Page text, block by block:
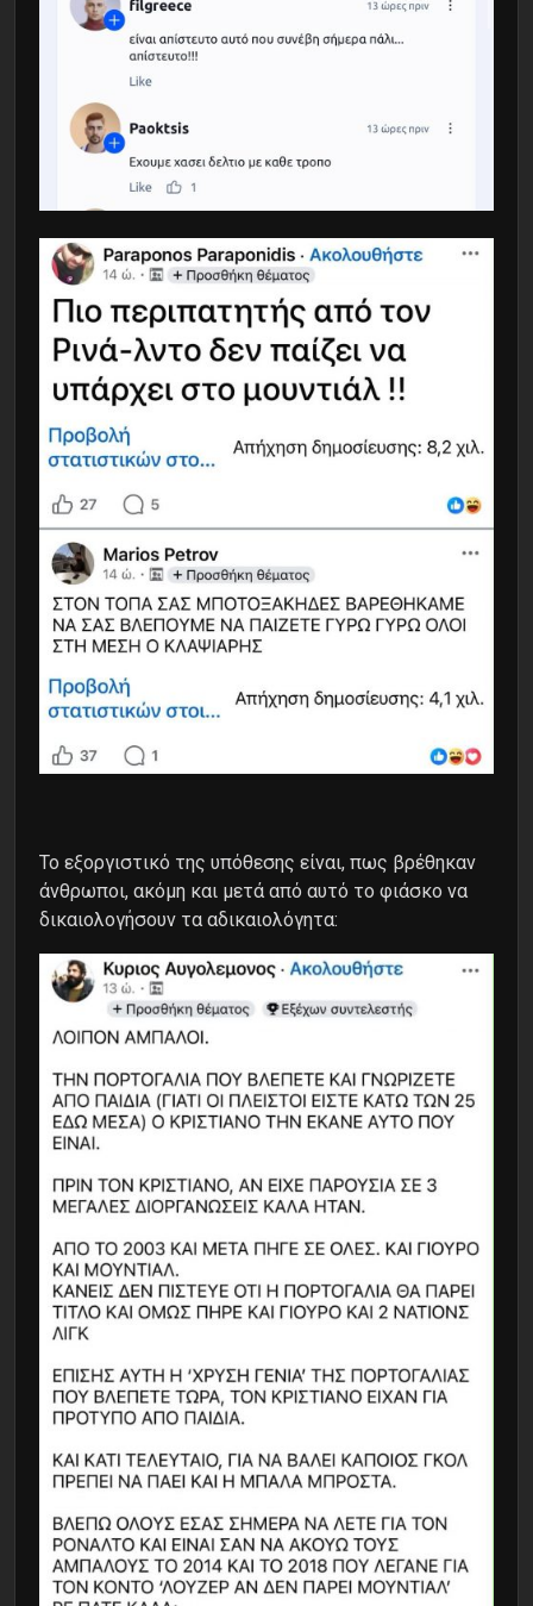
To εξοργιστικό της υπόθεσης είναι, πως βρέθηκαν
άνθρωποι, ακόμη και μετά από αυτό το φιάσκο να
δικαιολογήσουν τα αδικαιολόγητα: